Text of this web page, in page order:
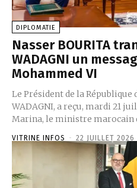
DIPLOMATIE
Nasser BOURITA
WADAGNI un
Mohammed VI
Le Président de la République
WADAGNI, a reçu, mardi 21
Marina, le ministre marocain
VITRINE INFOS - 22 JUILLET 2026